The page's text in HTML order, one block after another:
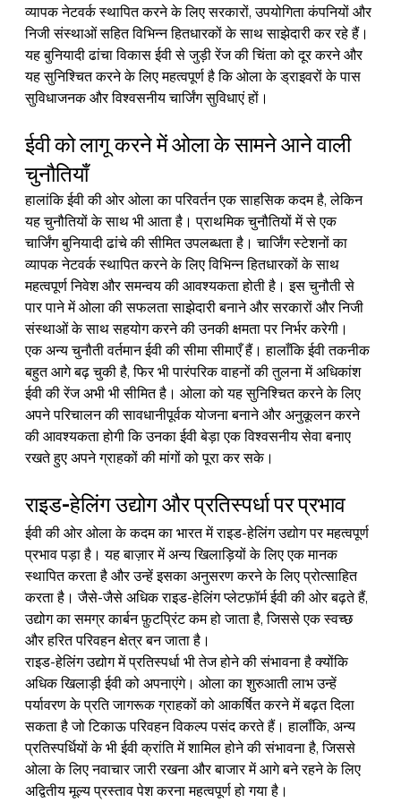
व्यापक नेटवर्क स्थापित करने के लिए सरकारों, उपयोगिता कंपनियों और
निजी संस्थाओं सहित विभिन्न हितधारकों के साथ साझेदारी कर रहे हैं।
यह बुनियादी ढांचा विकास ईवी से जुड़ी रेंज की चिंता को दूर करने और
यह सुनिश्चित करने के लिए महत्वपूर्ण है कि ओला के ड्राइवरों के पास
सुविधाजनक और विश्वसनीय चार्जिंग सुविधाएं हों।
ईवी को लागू करने में ओला के सामने आने वाली
चुनौतियाँ
हालांकि ईवी की ओर ओला का परिवर्तन एक साहसिक कदम है, लेकिन
यह चुनौतियों के साथ भी आता है। प्राथमिक चुनौतियों में से एक
चार्जिंग बुनियादी ढांचे की सीमित उपलब्धता है। चार्जिंग स्टेशनों का
व्यापक नेटवर्क स्थापित करने के लिए विभिन्न हितधारकों के साथ
महत्वपूर्ण निवेश और समन्वय की आवश्यकता होती है। इस चुनौती से
पार पाने में ओला की सफलता साझेदारी बनाने और सरकारों और निजी
संस्थाओं के साथ सहयोग करने की उनकी क्षमता पर निर्भर करेगी।
एक अन्य चुनौती वर्तमान ईवी की सीमा सीमाएँ हैं। हालाँकि ईवी तकनीक
बहुत आगे बढ़ चुकी है, फिर भी पारंपरिक वाहनों की तुलना में अधिकांश
ईवी की रेंज अभी भी सीमित है। ओला को यह सुनिश्चित करने के लिए
अपने परिचालन की सावधानीपूर्वक योजना बनाने और अनुकूलन करने
की आवश्यकता होगी कि उनका ईवी बेड़ा एक विश्वसनीय सेवा बनाए
रखते हुए अपने ग्राहकों की मांगों को पूरा कर सके।
राइड-हेलिंग उद्योग और प्रतिस्पर्धा पर प्रभाव
ईवी की ओर ओला के कदम का भारत में राइड-हेलिंग उद्योग पर महत्वपूर्ण
प्रभाव पड़ा है। यह बाज़ार में अन्य खिलाड़ियों के लिए एक मानक
स्थापित करता है और उन्हें इसका अनुसरण करने के लिए प्रोत्साहित
करता है। जैसे-जैसे अधिक राइड-हेलिंग प्लेटफ़ॉर्म ईवी की ओर बढ़ते हैं,
उद्योग का समग्र कार्बन फ़ुटप्रिंट कम हो जाता है, जिससे एक स्वच्छ
और हरित परिवहन क्षेत्र बन जाता है।
राइड-हेलिंग उद्योग में प्रतिस्पर्धा भी तेज होने की संभावना है क्योंकि
अधिक खिलाड़ी ईवी को अपनाएंगे। ओला का शुरुआती लाभ उन्हें
पर्यावरण के प्रति जागरूक ग्राहकों को आकर्षित करने में बढ़त दिला
सकता है जो टिकाऊ परिवहन विकल्प पसंद करते हैं। हालाँकि, अन्य
प्रतिस्पर्धियों के भी ईवी क्रांति में शामिल होने की संभावना है, जिससे
ओला के लिए नवाचार जारी रखना और बाजार में आगे बने रहने के लिए
अद्वितीय मूल्य प्रस्ताव पेश करना महत्वपूर्ण हो गया है।